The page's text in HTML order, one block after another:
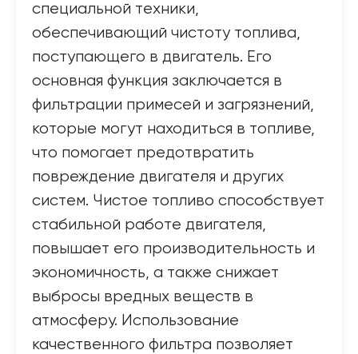
специальной техники,
обеспечивающий чистоту топлива,
поступающего в двигатель. Его
основная функция заключается в
фильтрации примесей и загрязнений,
которые могут находиться в топливе,
что помогает предотвратить
повреждение двигателя и других
систем. Чистое топливо способствует
стабильной работе двигателя,
повышает его производительность и
экономичность, а также снижает
выбросы вредных веществ в
атмосферу. Использование
качественного фильтра позволяет